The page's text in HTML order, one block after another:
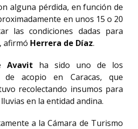
alguna pérdida, en función de
en unos 15 o 20
las condiciones dadas para
afirmó Herrera de Díaz.
Avavit ha sido uno de los
de acopio en Caracas, que
recolectando insumos para
en la entidad andina.
a la Cámara de Turismo